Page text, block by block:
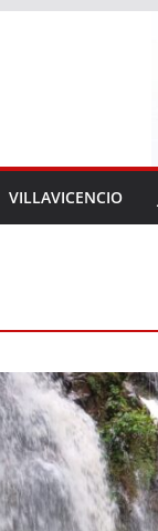
VILLAVICENCIO